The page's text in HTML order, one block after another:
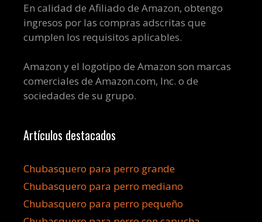
En calidad de Afiliado de Amazon, obtengo
ingresos por las compras adscritas que
cumplen los requisitos aplicables.
Amazon y el logotipo de Amazon son marcas
comerciales de Amazon.com, Inc. o de
sociedades de su grupo.
Artículos destacados
Chubasquero para perro grande
Chubasquero para perro mediano
Chubasquero para perro pequeño